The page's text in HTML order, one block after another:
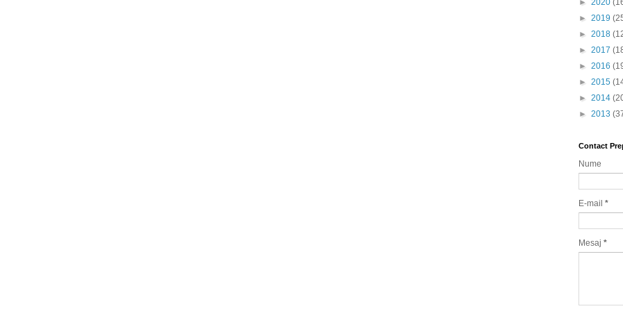
► 2020
► 2019
► 2018
► 2017
► 2016
► 2015
► 2014
► 2013
Contact
Nume
E-mail *
Mesaj *